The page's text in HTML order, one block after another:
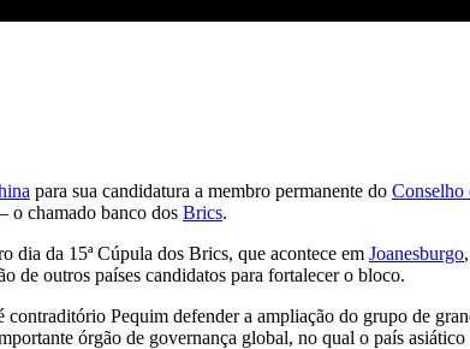
para sua candidatura a membro permanente do Conselho
– o chamado banco dos Brics.
dia da 15ª Cúpula dos Brics, que acontece em Joanesburgo
de outros países candidatos para fortalecer o bloco.
Pequim defender a ampliação do grupo de
órgão de governança global, no qual o país asiático